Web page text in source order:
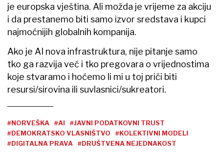
je europska vještina. Ali možda je vrijeme za akciju
i da prestanemo biti samo izvor sredstava i kupci
najmoćnijih globalnih kompanija.
Ako je AI nova infrastruktura, nije pitanje samo
tko ga razvija već i tko pregovara o vrijednostima
koje stvaramo i hoćemo li mi u toj priči biti
resursi/sirovina ili suvlasnici/sukreatori.
#NORVEŠKA #AI
#JAVNI PODATKOVNI TRUST
#DEMOKRATSKO VLASNIŠTVO
#KOLEKTIVNI MODELI
#DIGITALNA PRAVA
#DRUŠTVENA NEJEDNAKOST